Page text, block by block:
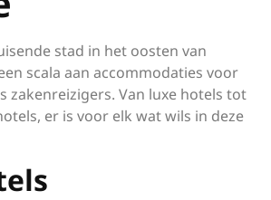
stad in het oosten van
scala aan accommodaties voor
zakenreizigers. Van luxe hotels tot
er is voor elk wat wils in deze